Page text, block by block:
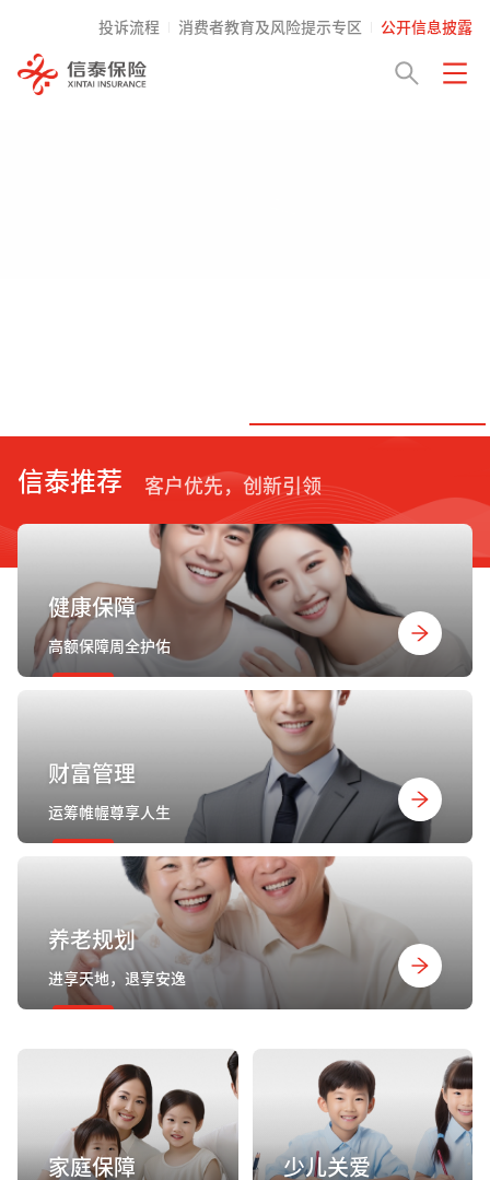
投诉流程 消费者教育及风险提示专区 公开信息披露
信泰推荐 客户优先，创新引领
健康保障
高额保障周全护佑
财富管理
运筹帷幄尊享人生
养老规划
进享天地，退享安逸
家庭保障 少儿关爱